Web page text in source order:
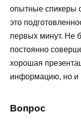
опытные спикеры
это
первых минут. Не
постоянно
хорошая
информацию, но и
Вопрос